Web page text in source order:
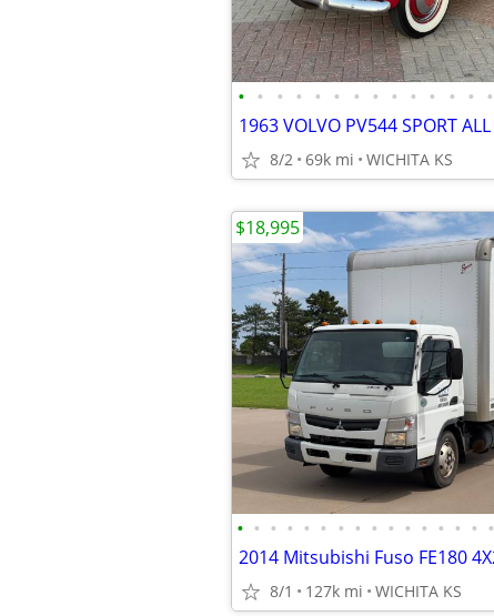
• • • • • • • • • • • • • •
8/2 69k mi WICHITA KS
• • • • • • • • • • • • • • • •
8/1 127k mi WICHITA KS
$18,995